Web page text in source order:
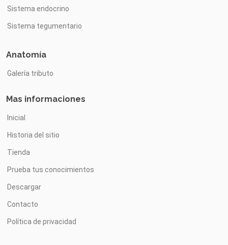
Sistema endocrino
Sistema tegumentario
Anatomía
Galería tributo
Mas informaciones
Inicial
Historia del sitio
Tienda
Prueba tus conocimientos
Descargar
Contacto
Política de privacidad